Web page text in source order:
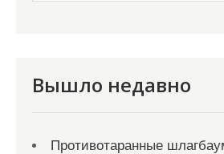
Вышло недавно
Противотаранные